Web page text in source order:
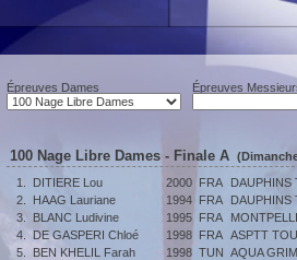
Épreuves Dames Épreuves
100 Nage Libre Dames - Finale A
1.
DITIERE Lou 2000 FRA
DAUPHINS
2.
HAAG Lauriane 1994 FRA
DAUPHINS
3.
BLANC Ludivine 1995 FRA
4.
DE GASPERI Chloé 1998 FRA ASPTT
5.
BEN KHELIL Farah 1998 TUN AQUA